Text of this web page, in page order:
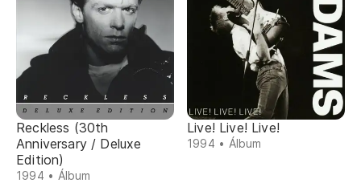
Reckless (30th
Anniversary / Deluxe
Edition)
1994 • Álbum
Live! Live! Live!
1994 • Álbum